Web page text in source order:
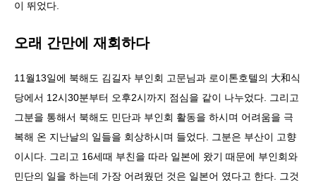
이 뛰었다.
오래 간만에 재회하다
11월13일에 북해도 김길자 부인회 고문님과 로이톤호텔의 大和식
당에서 12시30분부터 오후2시까지 점심을 같이 나누었다. 그리고
그분을 통해서 북해도 민단과 부인회 활동을 하시며 어려움을 극
복해 온 지난날의 일들을 회상하시며 들었다. 그분은 부산이 고향
이시다. 그리고 16세때 부친을 따라 일본에 왔기 때문에 부인회와
민단의 일을 하는데 가장 어려웠던 것은 일본어 였다고 한다. 그것